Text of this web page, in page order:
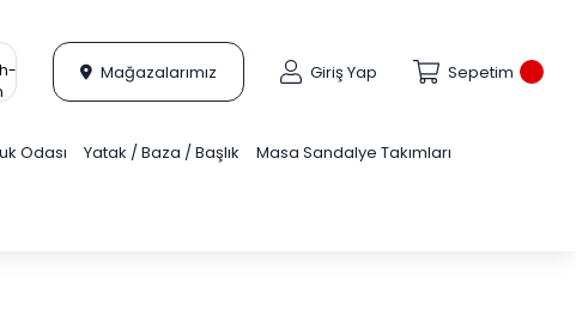
Mağazalarımız Giriş Yap Sepetim
Odası Yatak / Baza / Başlık Masa Sandalye Takımları